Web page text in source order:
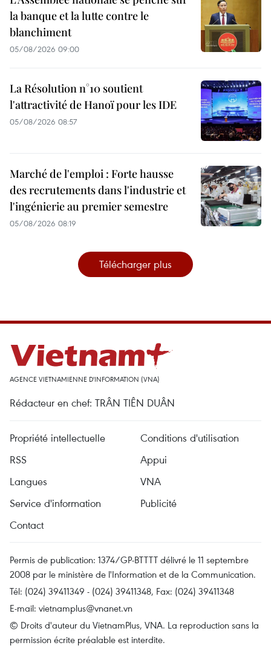
la banque et la lutte contre le
blanchiment
05/08/2026 09:00
La Résolution n°10 soutient
l'attractivité de Hanoï pour les IDE
05/08/2026 08:57
Marché de l'emploi : Forte hausse
des recrutements dans l'industrie et
l'ingénierie au premier semestre
05/08/2026 08:19
Télécharger plus
AGENCE VIETNAMIENNE D'INFORMATION (VNA)
Rédacteur en chef: TRÂN TIÊN DUÂN
Propriété intellectuelle
Conditions d'utilisation
RSS
Appui
Langues
VNA
Service d'information
Publicité
Contact
Permis de publication: 1374/GP-BTTTT délivré le 11 septembre
2008 par le ministère de l'Information et de la Communication.
Tél: (024) 39411349 - (024) 39411348, Fax: (024) 39411348
E-mail: vietnamplus@vnanet.vn
© Droits d'auteur du VietnamPlus, VNA. La reproduction sans la
permission écrite préalable est interdite.